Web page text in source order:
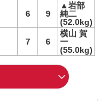
6 9
▲岩部
純二
(52.0kg)
7 6
横山 賀
一
(55.0kg)